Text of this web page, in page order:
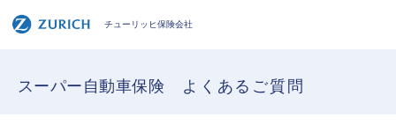
チューリッヒ保険会社
スーパー自動車保険 よくあるご質問